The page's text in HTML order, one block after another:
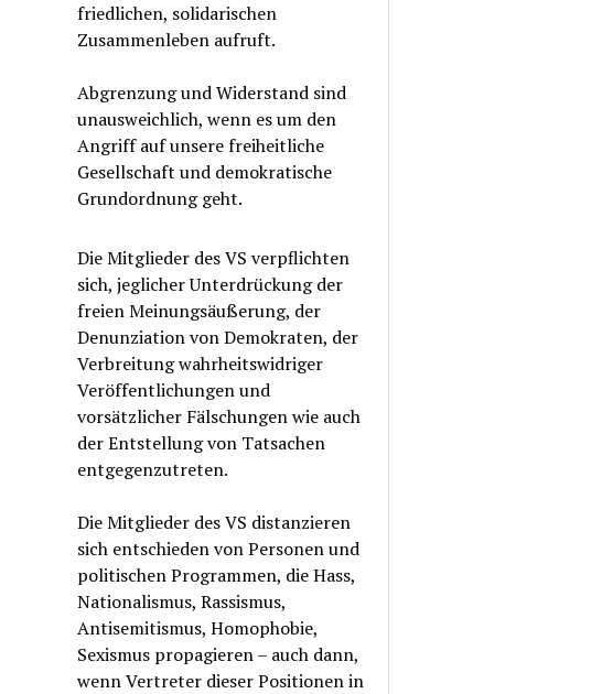
friedlichen, solidarischen
Zusammenleben aufruft.
Abgrenzung und Widerstand sind
unausweichlich, wenn es um den
Angriff auf unsere freiheitliche
Gesellschaft und demokratische
Grundordnung geht.
Die Mitglieder des VS verpflichten
sich, jeglicher Unterdrückung der
freien Meinungsäußerung, der
Denunziation von Demokraten, der
Verbreitung wahrheitswidriger
Veröffentlichungen und
vorsätzlicher Fälschungen wie auch
der Entstellung von Tatsachen
entgegenzutreten.
Die Mitglieder des VS distanzieren
sich entschieden von Personen und
politischen Programmen, die Hass,
Nationalismus, Rassismus,
Antisemitismus, Homophobie,
Sexismus propagieren – auch dann,
wenn Vertreter dieser Positionen in